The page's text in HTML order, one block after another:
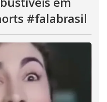
#falabrasil